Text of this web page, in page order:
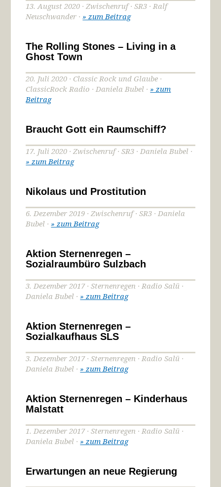
13. August 2020 · Zwischenruf · SR3 · Ralf
Neuschwander ·» zum Beitrag
The Rolling Stones – Living in a
Ghost Town
20. Juli 2020 · Classic Rock und Glaube ·
ClassicRock Radio · Daniela Bubel ·» zum
Beitrag
Braucht Gott ein Raumschiff?
17. Juli 2020 · Zwischenruf · SR3 · Daniela Bubel ·
» zum Beitrag
Nikolaus und Prostitution
6. Dezember 2019 · Zwischenruf · SR3 · Daniela
Bubel ·» zum Beitrag
Aktion Sternenregen –
Sozialraumbüro Sulzbach
3. Dezember 2017 · Sternenregen · Radio Salü ·
Daniela Bubel ·» zum Beitrag
Aktion Sternenregen –
Sozialkaufhaus SLS
3. Dezember 2017 · Sternenregen · Radio Salü ·
Daniela Bubel ·» zum Beitrag
Aktion Sternenregen – Kinderhaus
Malstatt
1. Dezember 2017 · Sternenregen · Radio Salü ·
Daniela Bubel ·» zum Beitrag
Erwartungen an neue Regierung